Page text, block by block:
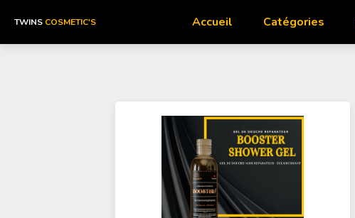
TWINS COSMETIC'S Accueil Catégories